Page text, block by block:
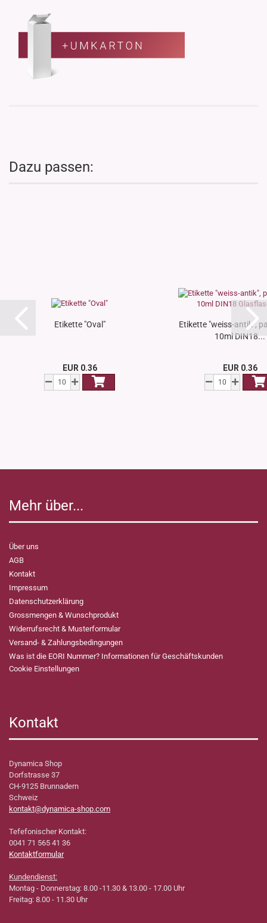
Dazu passen:
Etikette "Oval"
EUR 0.36
Etikette "weiss-antik",
10ml DIN18...
EUR 0.36
Mehr über...
Über uns
AGB
Kontakt
Impressum
Datenschutzerklärung
Grossmengen & Wunschprodukt
Widerrufsrecht & Musterformular
Versand- & Zahlungsbedingungen
Was ist die EORI Nummer? Informationen für Geschäftskunden
Cookie Einstellungen
Kontakt
Dynamica Shop
Dorfstrasse 37
CH-9125 Brunnadern
Schweiz
kontakt@dynamica-shop.com
Tefefonischer Kontakt:
0041 71 565 41 36
Kontaktformular
Kundendienst:
Montag - Donnerstag: 8.00 -11.30 & 13.00 - 17.00 Uhr
Freitag: 8.00 - 11.30 Uhr